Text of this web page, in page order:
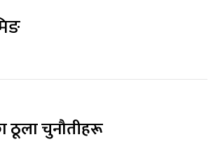
ठूला चुनौतीहरू